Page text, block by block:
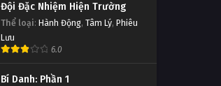
Đội Đặc Nhiệm Hiện Trường
Thể loại: Hành Động, Tâm Lý, Phiêu
Lưu
6.0
Bí Danh: Phần 1